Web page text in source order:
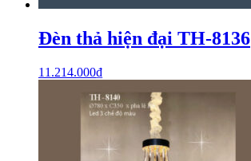
Đèn thả hiện đại TH-8136
11.214.000₫